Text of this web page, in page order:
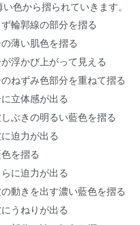
色から摺られていきます。
ず輪郭線の部分を摺る
薄い肌色を摺る
浮かび上がって見える
ねずみ色部分を重ねて摺る
立体感が出る
ぶきの明るい藍色を摺る
迫力が出る
を摺る
らに迫力が出る
動きを出す濃い藍色を摺る
うねりが出る